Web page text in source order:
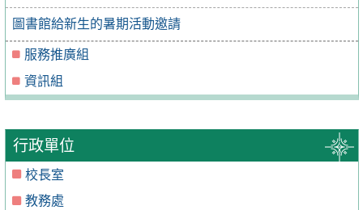
圖書館給新生的暑期活動邀請
服務推廣組
資訊組
行政單位
校長室
教務處